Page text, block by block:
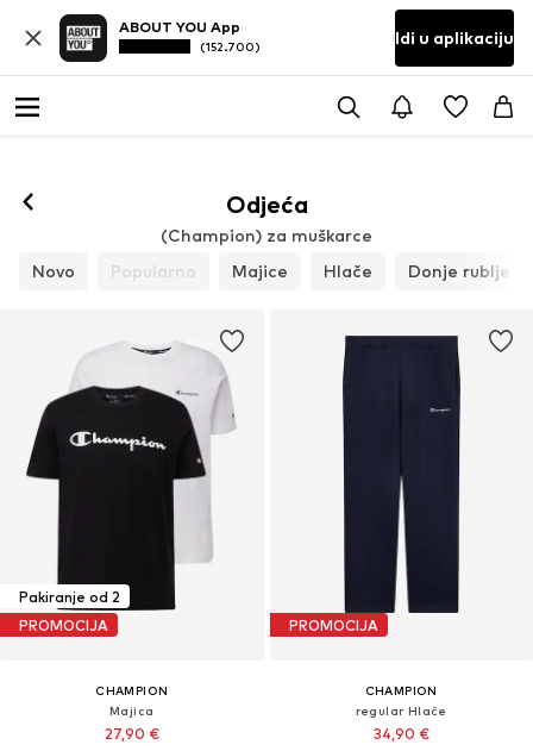
ABOUT YOU App
(152.700) Idi u aplikaciju
Odjeća
(Champion) za muškarce
Novo
Popularno Majice Hlače Donje rublje
Pakiranje od 2
PROMOCIJA
CHAMPION
Majica
27,90 €
PROMOCIJA
CHAMPION
regular Hlače
34,90 €